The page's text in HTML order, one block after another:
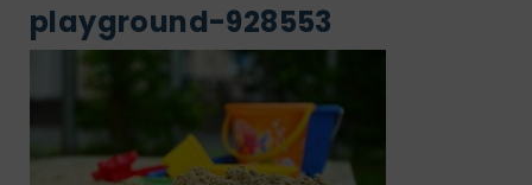
playground-928553